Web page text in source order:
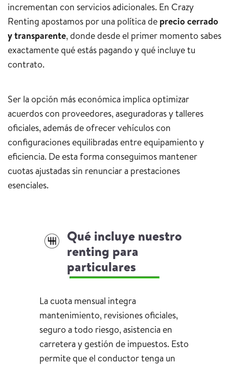
incrementan con servicios adicionales. En Crazy
Renting apostamos por una política de precio cerrado
y transparente, donde desde el primer momento sabes
exactamente qué estás pagando y qué incluye tu
contrato.
Ser la opción más económica implica optimizar
acuerdos con proveedores, aseguradoras y talleres
oficiales, además de ofrecer vehículos con
configuraciones equilibradas entre equipamiento y
eficiencia. De esta forma conseguimos mantener
cuotas ajustadas sin renunciar a prestaciones
esenciales.
Qué incluye nuestro
renting para
particulares
La cuota mensual integra
mantenimiento, revisiones oficiales,
seguro a todo riesgo, asistencia en
carretera y gestión de impuestos. Esto
permite que el conductor tenga un